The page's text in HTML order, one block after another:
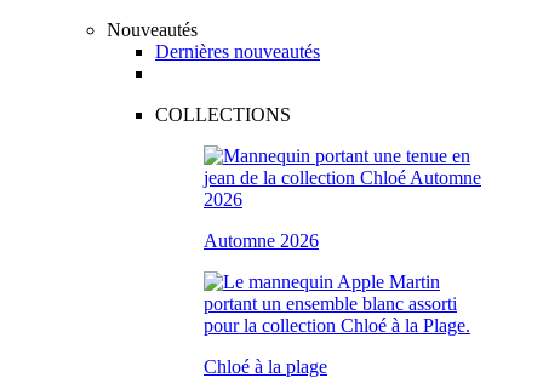
Nouveautés
Dernières nouveautés
COLLECTIONS
Automne 2026
Chloé à la plage